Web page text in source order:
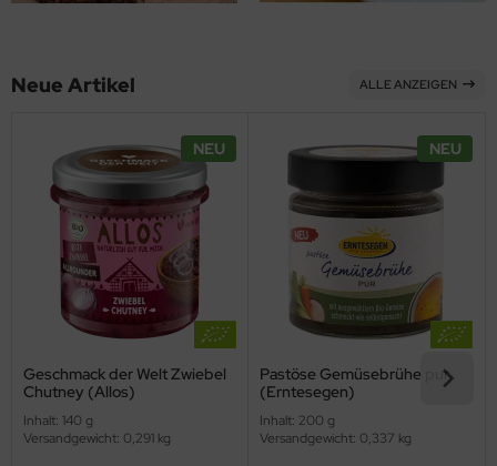
Neue Artikel ALLE ANZEIGEN
NEU
Geschmack der Welt Zwiebel
Chutney (Allos)
Inhalt: 140 g
Versandgewicht: 0,291 kg
NEU
Pastöse Gemüsebrühe pur
(Erntesegen)
Inhalt: 200 g
Versandgewicht: 0,337 kg
& Süßungsmittel